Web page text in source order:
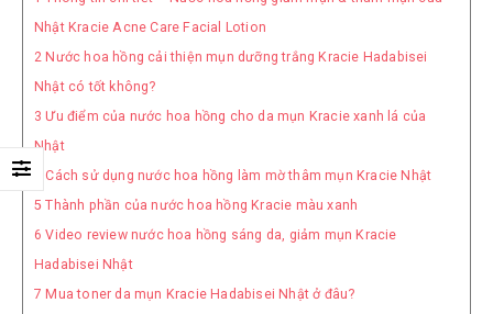
Nhật Kracie Acne Care Facial Lotion
2 Nước hoa hồng cải thiện mụn dưỡng trắng Kracie Hadabisei
Nhật có tốt không?
3 Ưu điểm của nước hoa hồng cho da mụn Kracie xanh lá của
Nhật
Cách sử dụng nước hoa hồng làm mờ thâm mụn Kracie Nhật
5 Thành phần của nước hoa hồng Kracie màu xanh
6 Video review nước hoa hồng sáng da, giảm mụn Kracie
Hadabisei Nhật
7 Mua toner da mụn Kracie Hadabisei Nhật ở đâu?